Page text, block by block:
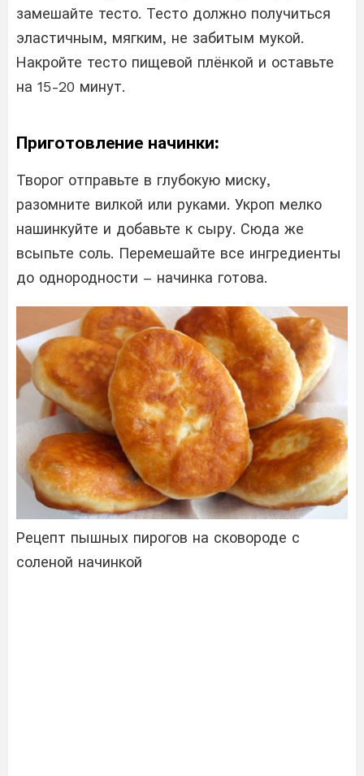
замешайте тесто. Тесто должно получиться
эластичным, мягким, не забитым мукой.
Накройте тесто пищевой плёнкой и оставьте
на 15-20 минут.
Приготовление начинки:
Творог отправьте в глубокую миску,
разомните вилкой или руками. Укроп мелко
нашинкуйте и добавьте к сыру. Сюда же
всыпьте соль. Перемешайте все ингредиенты
до однородности – начинка готова.
Рецепт пышных пирогов на сковороде с
соленой начинкой